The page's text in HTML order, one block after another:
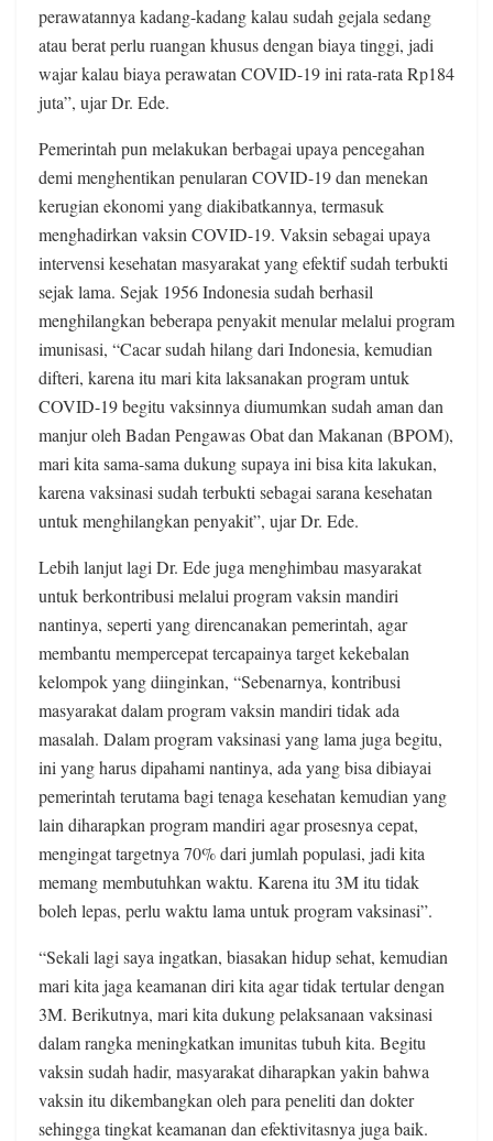
perawatannya kadang-kadang kalau sudah gejala sedang
atau berat perlu ruangan khusus dengan biaya tinggi, jadi
wajar kalau biaya perawatan COVID-19 ini rata-rata Rp184
juta”, ujar Dr. Ede.
Pemerintah pun melakukan berbagai upaya pencegahan
demi menghentikan penularan COVID-19 dan menekan
kerugian ekonomi yang diakibatkannya, termasuk
menghadirkan vaksin COVID-19. Vaksin sebagai upaya
intervensi kesehatan masyarakat yang efektif sudah terbukti
sejak lama. Sejak 1956 Indonesia sudah berhasil
menghilangkan beberapa penyakit menular melalui program
imunisasi, “Cacar sudah hilang dari Indonesia, kemudian
difteri, karena itu mari kita laksanakan program untuk
COVID-19 begitu vaksinnya diumumkan sudah aman dan
manjur oleh Badan Pengawas Obat dan Makanan (BPOM),
mari kita sama-sama dukung supaya ini bisa kita lakukan,
karena vaksinasi sudah terbukti sebagai sarana kesehatan
untuk menghilangkan penyakit”, ujar Dr. Ede.
Lebih lanjut lagi Dr. Ede juga menghimbau masyarakat
untuk berkontribusi melalui program vaksin mandiri
nantinya, seperti yang direncanakan pemerintah, agar
membantu mempercepat tercapainya target kekebalan
kelompok yang diinginkan, “Sebenarnya, kontribusi
masyarakat dalam program vaksin mandiri tidak ada
masalah. Dalam program vaksinasi yang lama juga begitu,
ini yang harus dipahami nantinya, ada yang bisa dibiayai
pemerintah terutama bagi tenaga kesehatan kemudian yang
lain diharapkan program mandiri agar prosesnya cepat,
mengingat targetnya 70% dari jumlah populasi, jadi kita
memang membutuhkan waktu. Karena itu 3M itu tidak
boleh lepas, perlu waktu lama untuk program vaksinasi”.
“Sekali lagi saya ingatkan, biasakan hidup sehat, kemudian
mari kita jaga keamanan diri kita agar tidak tertular dengan
3M. Berikutnya, mari kita dukung pelaksanaan vaksinasi
dalam rangka meningkatkan imunitas tubuh kita. Begitu
vaksin sudah hadir, masyarakat diharapkan yakin bahwa
vaksin itu dikembangkan oleh para peneliti dan dokter
sehingga tingkat keamanan dan efektivitasnya juga baik.